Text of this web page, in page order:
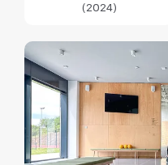
(2024)